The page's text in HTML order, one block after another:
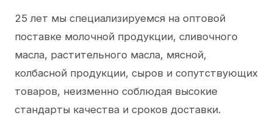
25 лет мы специализируемся на оптовой
поставке молочной продукции, сливочного
масла, растительного масла, мясной,
колбасной продукции, сыров и сопутствующих
товаров, неизменно соблюдая высокие
стандарты качества и сроков доставки.